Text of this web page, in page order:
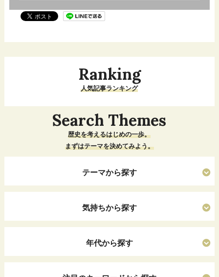
Ranking
人気記事ランキング
Search Themes
歴史を考えるはじめの一歩。
まずはテーマを決めてみよう。
テーマから探す
気持ちから探す
年代から探す